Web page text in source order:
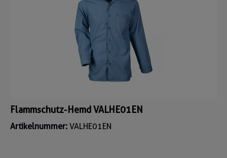
Flammschutz-Hemd VALHE01EN
Artikelnummer: VALHE01EN